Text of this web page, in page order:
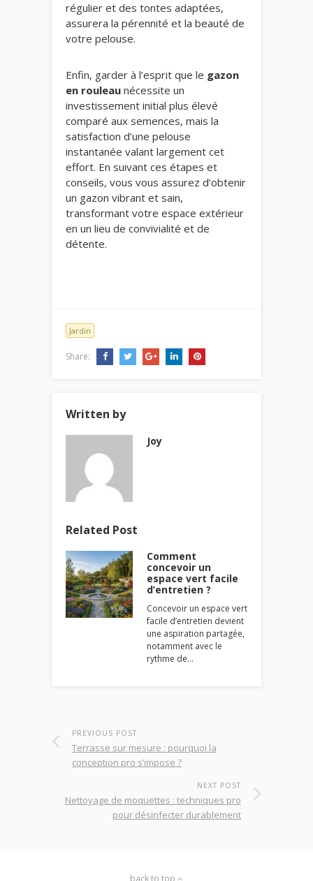
régulier et des tontes adaptées,
assurera la pérennité et la beauté de
votre pelouse.
Enfin, garder à l’esprit que le gazon
en rouleau nécessite un
investissement initial plus élevé
comparé aux semences, mais la
satisfaction d’une pelouse
instantanée valant largement cet
effort. En suivant ces étapes et
conseils, vous vous assurez d’obtenir
un gazon vibrant et sain,
transformant votre espace extérieur
en un lieu de convivialité et de
détente.
Jardin
Share:
Written by
Joy
Related Post
Comment
concevoir un
espace vert facile
d’entretien ?
Concevoir un espace vert
facile d’entretien devient
une aspiration partagée,
notamment avec le
rythme de…
PREVIOUS POST
Terrasse sur mesure : pourquoi la
conception pro s’impose ?
NEXT POST
Nettoyage de moquettes : techniques pro
pour désinfecter durablement
back to top